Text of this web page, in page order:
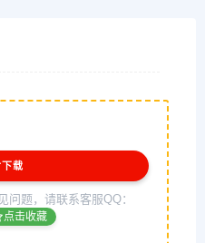
载
问题，请联系客服QQ：
点击收藏